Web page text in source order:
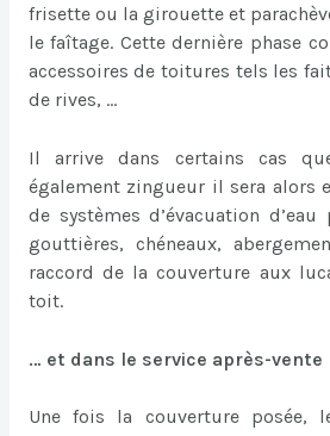
frisette ou la girouette et
le faîtage. Cette dernière phase
accessoires de toitures tels les
de rives, …
Il arrive dans certains cas
également zingueur il sera alors
de systèmes d’évacuation
gouttières, chéneaux,
raccord de la couverture aux
toit.
… et dans le service après-vente
Une fois la couverture posée,